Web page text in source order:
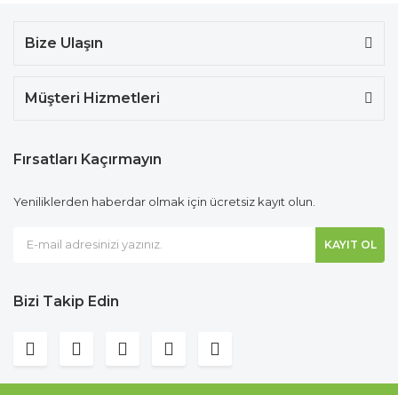
Bize Ulaşın
Müşteri Hizmetleri
Fırsatları Kaçırmayın
Yeniliklerden haberdar olmak için ücretsiz kayıt olun.
KAYIT OL
Bizi Takip Edin